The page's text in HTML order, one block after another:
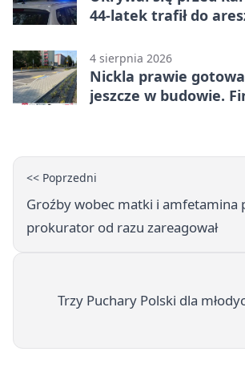
44-latek trafił do
4 sierpnia 2026
Nickla prawie
jeszcze w budowie.
<< Poprzedni
Groźby wobec matki i amfetamina
prokurator od razu zareagował
Trzy Puchary Polski dla